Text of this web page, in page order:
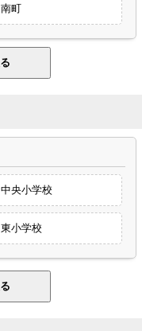
南町
中央小学校
東小学校